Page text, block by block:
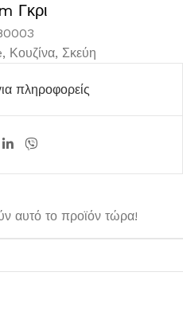
Γκρι
, Κουζίνα, Σκεύη
πληροφορείς
αυτό το προϊόν τώρα!